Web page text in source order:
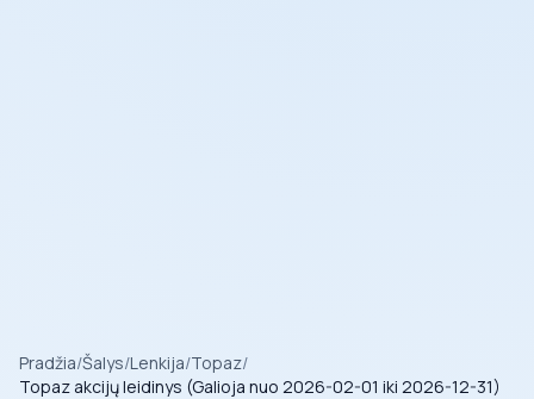
Pradžia/Šalys/Lenkija/Topaz/
Topaz akcijų leidinys (Galioja nuo 2026-02-01 iki 2026-12-31)